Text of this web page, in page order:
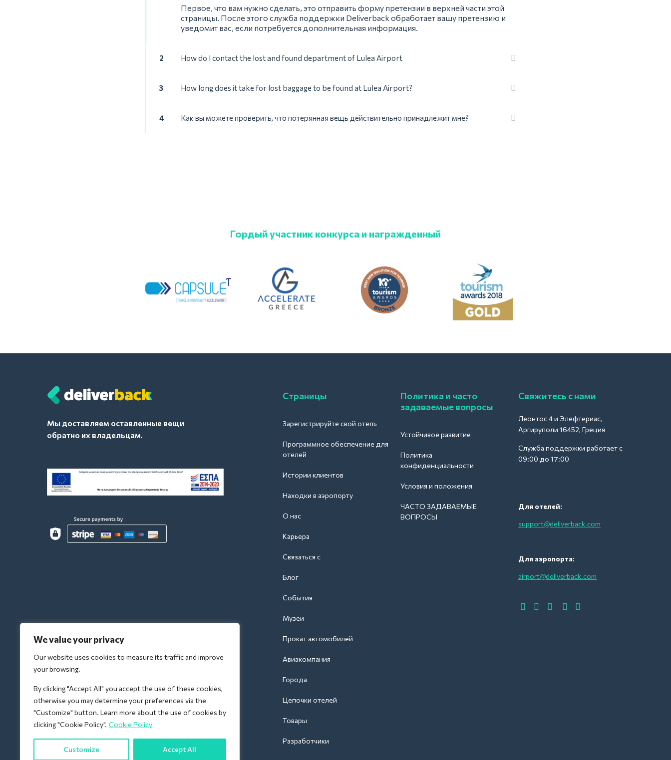
We value your privacy
Our website uses cookies to measure its traffic and improve
your browsing.
By clicking "Accept All" you accept the use of these cookies,
otherwise you may determine your preferences via the
"Customize" button. Learn more about the use of cookies by
clicking "Cookie Policy". Cookie Policy
Customize Accept All
Первое, что вам нужно сделать, это отправить форму претензии в верхней части этой
страницы. После этого служба поддержки Deliverback обработает вашу претензию и
уведомит вас, если потребуется дополнительная информация.
2 How do I contact the lost and found department of Lulea Airport
3 How long does it take for lost baggage to be found at Lulea Airport?
4 Как вы можете проверить, что потерянная вещь действительно принадлежит мне?
Гордый участник конкурса и награжденный
Мы доставляем оставленные вещи
обратно их владельцам.
Страницы
Зарегистрируйте свой отель
Программное обеспечение для
отелей
Истории клиентов
Находки в аэропорту
О нас
Карьера
Связаться с
Блог
События
Музеи
Прокат автомобилей
Авиакомпания
Города
Цепочки отелей
Товары
Разработчики
Политика и часто
задаваемые вопросы
Устойчивое развитие
Политика
конфиденциальности
Условия и положения
ЧАСТО ЗАДАВАЕМЫЕ
ВОПРОСЫ
Свяжитесь с нами
Леонтос 4 и Элефтериас,
Аргируполи 16452, Греция
Служба поддержки работает с
09:00 до 17:00
Для отелей:
support@deliverback.com
Для аэропорта:
airport@deliverback.com